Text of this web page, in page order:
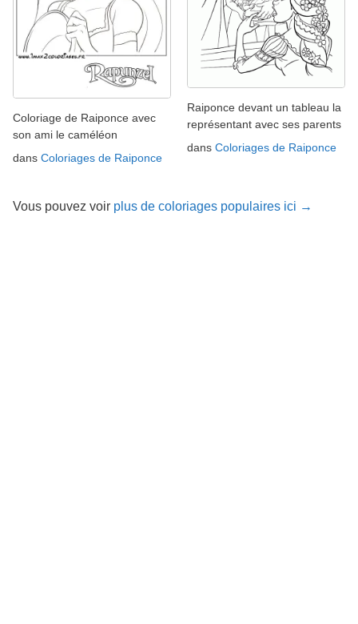
Coloriage de Raiponce avec
son ami le caméléon
dans Coloriages de Raiponce
Raiponce devant un tableau la
représentant avec ses parents
dans Coloriages de Raiponce
Vous pouvez voir plus de coloriages populaires ici →